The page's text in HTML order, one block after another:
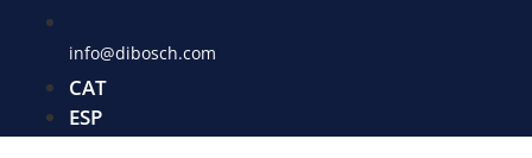
info@dibosch.com
CAT
ESP